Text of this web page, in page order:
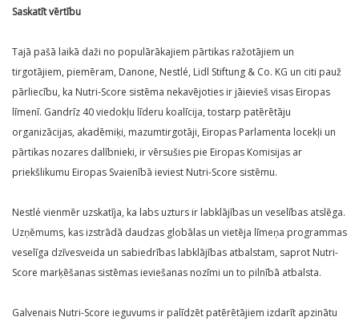
Saskatīt vērtību
Tajā pašā laikā daži no populārākajiem pārtikas ražotājiem un
tirgotājiem, piemēram, Danone, Nestlé, Lidl Stiftung & Co. KG un citi pauž
pārliecību, ka Nutri-Score sistēma nekavējoties ir jāievieš visas Eiropas
līmenī. Gandrīz 40 viedokļu līderu koalīcija, tostarp patērētāju
organizācijas, akadēmiķi, mazumtirgotāji, Eiropas Parlamenta locekļi un
pārtikas nozares dalībnieki, ir vērsušies pie Eiropas Komisijas ar
priekšlikumu Eiropas Svaienībā ieviest Nutri-Score sistēmu.
Nestlé vienmēr uzskatīja, ka labs uzturs ir labklājības un veselības atslēga.
Uzņēmums, kas izstrādā daudzas globālas un vietēja līmeņa programmas
veselīga dzīvesveida un sabiedrības labklājības atbalstam, saprot Nutri-
Score marķēšanas sistēmas ieviešanas nozīmi un to pilnībā atbalsta.
Galvenais Nutri-Score ieguvums ir palīdzēt patērētājiem izdarīt apzinātu